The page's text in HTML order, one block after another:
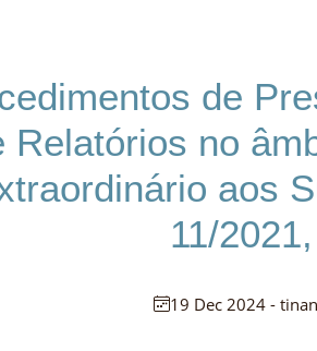
de
Relatórios no
aos
11/
19 Dec 2024 -